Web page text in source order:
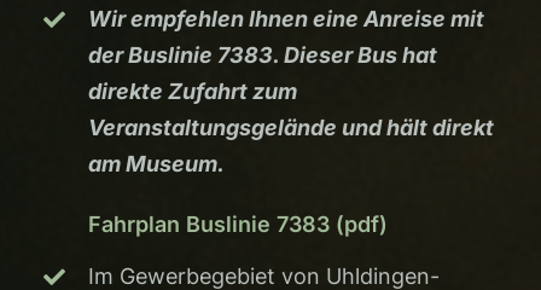
Wir empfehlen Ihnen eine Anreise mit
der Buslinie 7383. Dieser Bus hat
direkte Zufahrt zum
Veranstaltungsgelände und hält direkt
am Museum.
Fahrplan Buslinie 7383 (pdf)
Im Gewerbegebiet von Uhldingen-